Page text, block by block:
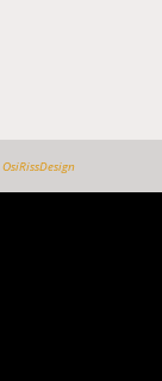
OsiRissDesign